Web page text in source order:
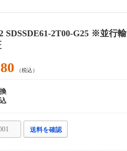
SDSSDE61-2T00-G25 ※並行輸
（税込）
送料を確認